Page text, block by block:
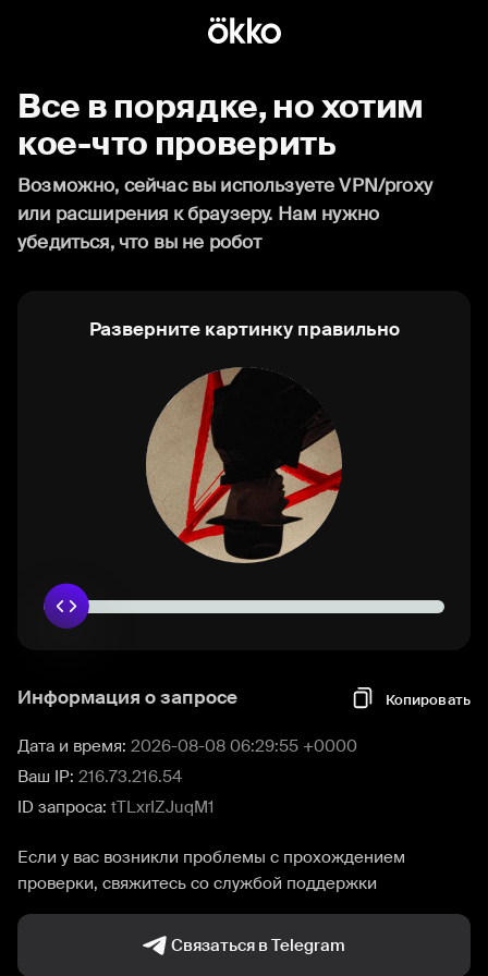
Все в порядке, но хотим
кое-что проверить
Возможно, сейчас вы используете VPN/proxy
или расширения к браузеру. Нам нужно
убедиться, что вы не робот
Разверните картинку правильно
Информация о запросе Копировать
Дата и время: 2026-08-08 06:29:55 +0000
Ваш IP: 216.73.216.54
ID запроса: tTLxrIZJuqM1
Если у вас возникли проблемы с прохождением
проверки, свяжитесь со службой поддержки
Связаться в Telegram